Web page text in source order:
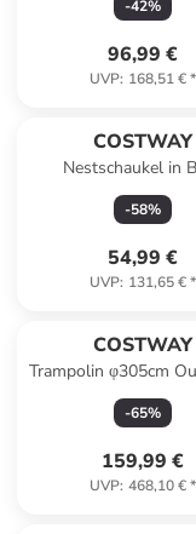
-42%
96,99 €
UVP: 168,51 €*
COSTWAY
Nestschaukel in
-58%
54,99 €
UVP: 131,65 €*
COSTWAY
Trampolin φ305cm
Blau
-65%
159,99 €
UVP: 468,10 €*